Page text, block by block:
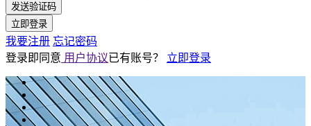
发送验证码
立即登录
我要注册 忘记密码
登录即同意 用户协议已有账号？ 立即登录